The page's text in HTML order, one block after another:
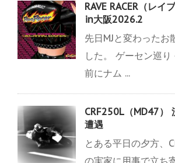
RAVE RACER（レイ
in大阪2026.2
先日MJと変わったお
した。 ゲーセン巡
前にナム ...
CRF250L（MD47）
遭遇
とある平日の夕方、